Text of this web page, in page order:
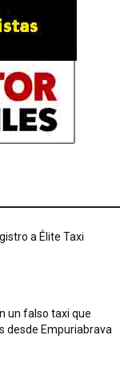
a Élite Taxi
un falso taxi que
desde Empuriabrava